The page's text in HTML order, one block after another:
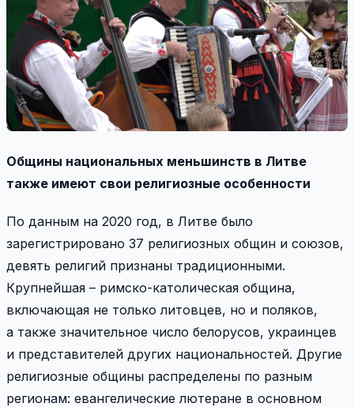
Общины национальных меньшинств в Литве
также имеют свои религиозные особенности
По данным на 2020 год, в Литве было
зарегистрировано 37 религиозных общин и союзов,
девять религий признаны традиционными.
Крупнейшая – римско-­католическая община,
включающая не только литовцев, но и поляков,
а также значительное число белорусов, украинцев
и представителей других национальностей. Другие
религиозные общины распределены по разным
регионам: евангелические лютеране в основном